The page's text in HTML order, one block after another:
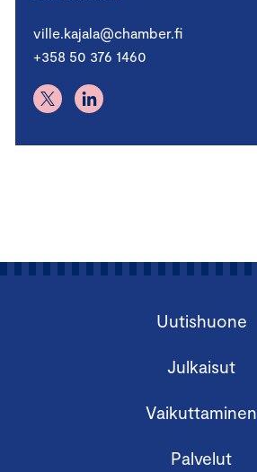
ville.kajala@chamber.fi
+358 50 376 1460
Uutishuone
Julkaisut
Vaikuttaminen
Palvelut